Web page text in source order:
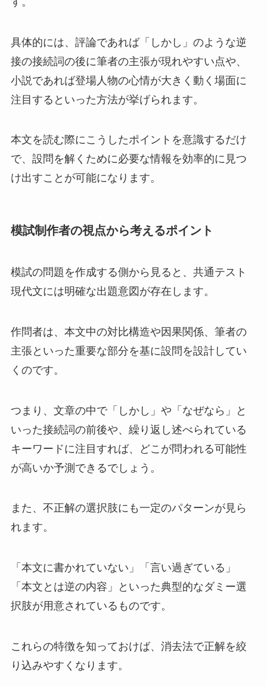
具体的には、評論であれば「しかし」のような逆
接の接続詞の後に筆者の主張が現れやすい点や、
小説であれば登場人物の心情が大きく動く場面に
注目するといった方法が挙げられます。
本文を読む際にこうしたポイントを意識するだけ
で、設問を解くために必要な情報を効率的に見つ
け出すことが可能になります。
模試制作者の視点から考えるポイント
模試の問題を作成する側から見ると、共通テスト
現代文には明確な出題意図が存在します。
作問者は、本文中の対比構造や因果関係、筆者の
主張といった重要な部分を基に設問を設計してい
くのです。
つまり、文章の中で「しかし」や「なぜなら」と
いった接続詞の前後や、繰り返し述べられている
キーワードに注目すれば、どこが問われる可能性
が高いか予測できるでしょう。
また、不正解の選択肢にも一定のパターンが見ら
れます。
「本文に書かれていない」「言い過ぎている」
「本文とは逆の内容」といった典型的なダミー選
択肢が用意されているものです。
これらの特徴を知っておけば、消去法で正解を絞
り込みやすくなります。